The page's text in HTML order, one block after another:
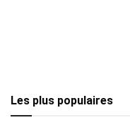
Les plus populaires